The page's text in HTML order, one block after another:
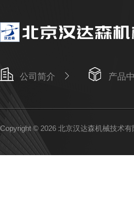
公司简介 产品
Copyright © 2026 北京汉达森机械技术